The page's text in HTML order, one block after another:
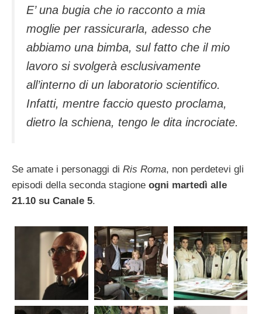
E’ una bugia che io racconto a mia
moglie per rassicurarla, adesso che
abbiamo una bimba, sul fatto che il mio
lavoro si svolgerà esclusivamente
all’interno di un laboratorio scientifico.
Infatti, mentre faccio questo proclama,
dietro la schiena, tengo le dita incrociate.
Se amate i personaggi di Ris Roma, non perdetevi gli
episodi della seconda stagione ogni martedì alle
21.10 su Canale 5.